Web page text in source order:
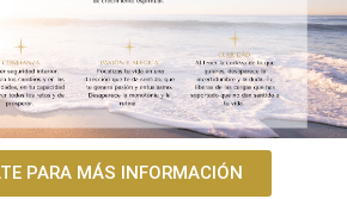
PARA MÁS INFORMACIÓN